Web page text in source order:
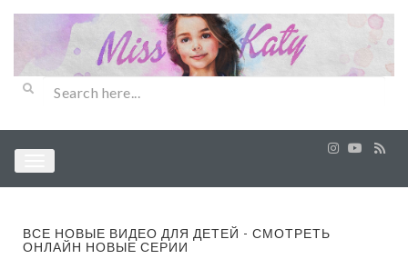
ВСЕ НОВЫЕ ВИДЕО ДЛЯ ДЕТЕЙ - СМОТРЕТЬ
ОНЛАЙН НОВЫЕ СЕРИИ